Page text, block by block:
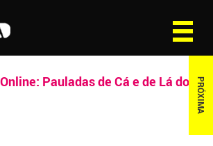
PRÓXIMA
Pauladas de Cá e de Lá do